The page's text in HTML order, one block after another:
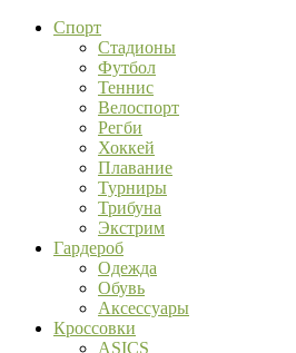
Спорт
Стадионы
Футбол
Теннис
Велоспорт
Регби
Хоккей
Плавание
Турниры
Трибуна
Экстрим
Гардероб
Одежда
Обувь
Аксессуары
Кроссовки
ASICS